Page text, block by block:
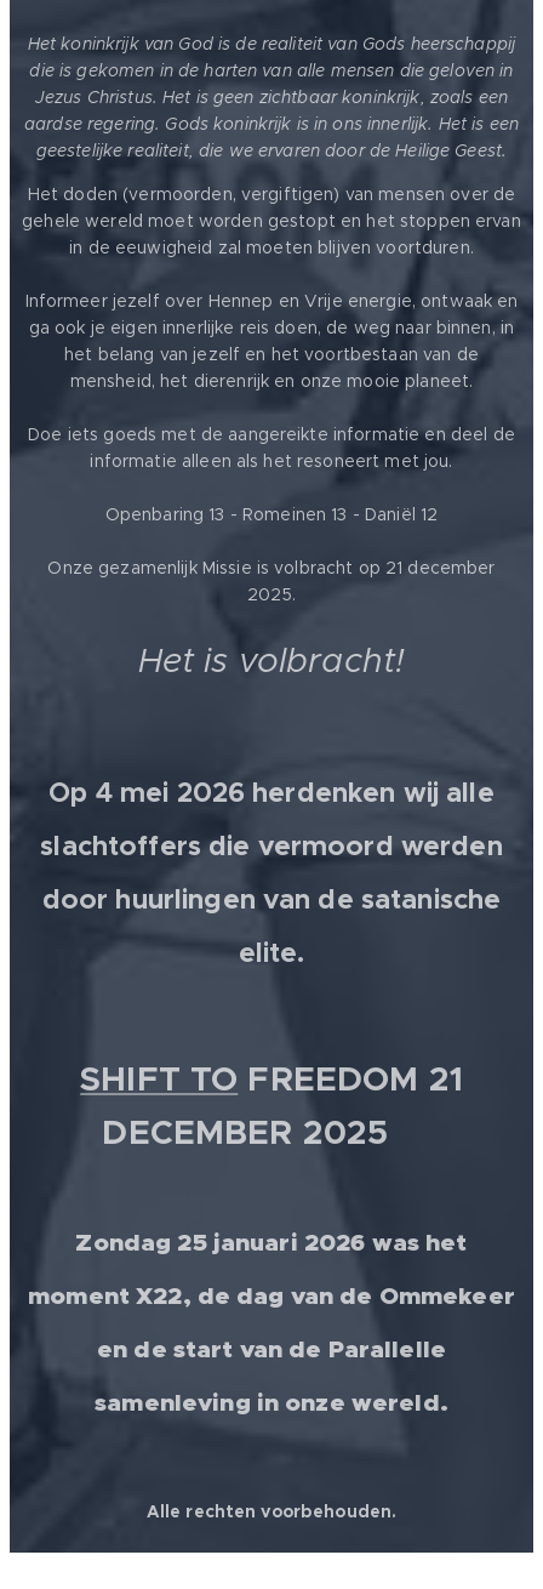
Het koninkrijk van God is de realiteit van Gods heerschappij
die is gekomen in de harten van alle mensen die geloven in
Jezus Christus. Het is geen zichtbaar koninkrijk, zoals een
aardse regering. Gods koninkrijk is in ons innerlijk. Het is een
geestelijke realiteit, die we ervaren door de Heilige Geest.
Het doden (vermoorden, vergiftigen) van mensen over de
gehele wereld moet worden gestopt en het stoppen ervan
in de eeuwigheid zal moeten blijven voortduren.
Informeer jezelf over Hennep en Vrije energie, ontwaak en
ga ook je eigen innerlijke reis doen, de weg naar binnen, in
het belang van jezelf en het voortbestaan van de
mensheid, het dierenrijk en onze mooie planeet.
Doe iets goeds met de aangereikte informatie en deel de
informatie alleen als het resoneert met jou.
Openbaring 13 - Romeinen 13 - Daniël 12
Onze gezamenlijk Missie is volbracht op 21 december
2025.
Het is volbracht!
Op 4 mei 2026 herdenken wij alle
slachtoffers die vermoord werden
door huurlingen van de satanische
elite.
SHIFT TO FREEDOM 21
DECEMBER 2025 💫
Zondag 25 januari 2026 was het
moment X22, de dag van de Ommekeer
en de start van de Parallelle
samenleving in onze wereld.
Alle rechten voorbehouden.